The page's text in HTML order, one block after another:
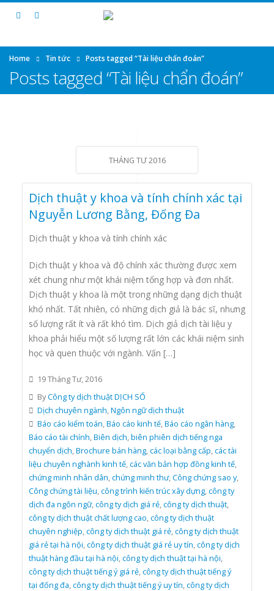
Home Tin tức Posts tagged “Tài liệu chẩn đoán”
Posts tagged “Tài liệu chẩn đoán”
THÁNG TƯ 2016
Dịch thuật y khoa và tính chính xác tại
Nguyễn Lương Bằng, Đống Đa
Dịch thuật y khoa và tính chính xác
Dịch thuật y khoa và độ chính xác thường được xem
xét chung như một khái niệm tổng hợp và đơn nhất.
Dịch thuật y khoa là một trong những dạng dịch thuật
khó nhất. Tất nhiên, có những dịch giả là bác sĩ, nhưng
số lượng rất ít và rất khó tìm. Dịch giả dịch tài liệu y
khoa phải hiểu một số lượng rất lớn các khái niệm sinh
học và quen thuộc với ngành. Vấn […]
19 Tháng Tư, 2016
ByCông ty dịch thuật DỊCH SỐ
Dịch chuyên ngành,Ngôn ngữ dịch thuật
Báo cáo kiểm toán,Báo cáo kinh tế,Báo cáo ngân hàng,
Báo cáo tài chính,Biên dịch,biên phiên dịch tiếng nga
chuyển dịch,Brochure bán hàng,các loại bằng cấp,các tài
liệu chuyên nghành kinh tế,các văn bản hợp đồng kinh tế,
chứng minh nhân dân,chứng minh thư,Công chứng sao y,
Công chứng tài liệu,công trình kiến trúc xây dựng,công ty
dịch đa ngôn ngữ,công ty dịch giá rẻ,công ty dịch thuật,
công ty dịch thuật chất lượng cao,công ty dịch thuật
chuyên nghiệp,công ty dịch thuật giá rẻ,công ty dịch thuật
giá rẻ tại hà nội,công ty dịch thuật giá rẻ uy tín,công ty dịch
thuật hàng đầu tại hà nội,công ty dịch thuật tại hà nội,
công ty dịch thuật tiếng ý giá rẻ,công ty dịch thuật tiếng ý
tại đống đa,công ty dịch thuật tiếng ý uy tín,công ty dịch